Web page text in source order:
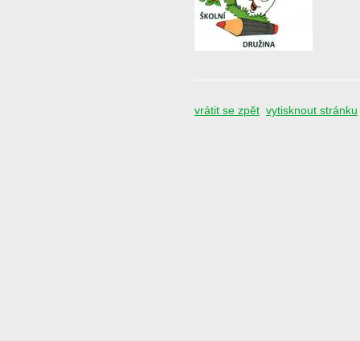
vrátit se zpět vytisknout stránku